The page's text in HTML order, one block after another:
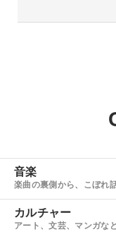
音楽
楽曲の裏側から、こぼれ
カルチャー
アート、文芸、マンガな